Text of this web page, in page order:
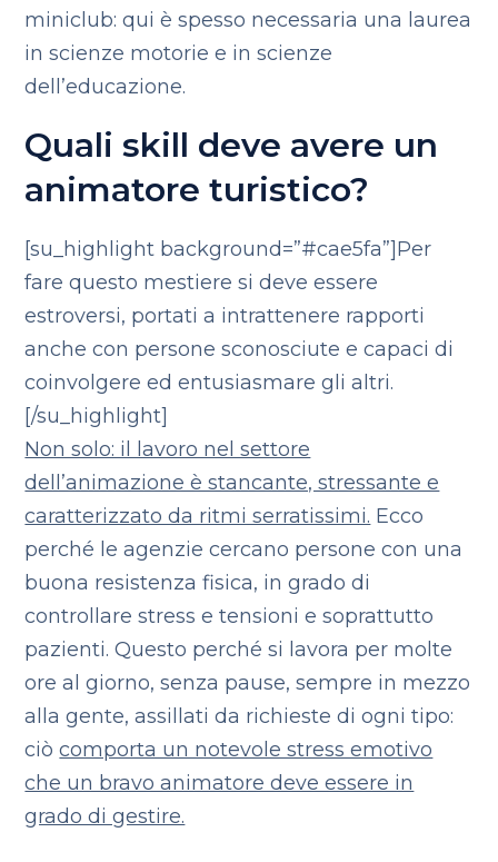
miniclub: qui è spesso necessaria una laurea
in scienze motorie e in scienze
dell’educazione.
Quali skill deve avere un
animatore turistico?
[su_highlight background=”#cae5fa”]Per
fare questo mestiere si deve essere
estroversi, portati a intrattenere rapporti
anche con persone sconosciute e capaci di
coinvolgere ed entusiasmare gli altri.
[/su_highlight]
Non solo: il lavoro nel settore
dell’animazione è stancante, stressante e
caratterizzato da ritmi serratissimi. Ecco
perché le agenzie cercano persone con una
buona resistenza fisica, in grado di
controllare stress e tensioni e soprattutto
pazienti. Questo perché si lavora per molte
ore al giorno, senza pause, sempre in mezzo
alla gente, assillati da richieste di ogni tipo:
ciòcomporta un notevole stress emotivo
che un bravo animatore deve essere in
grado di gestire.